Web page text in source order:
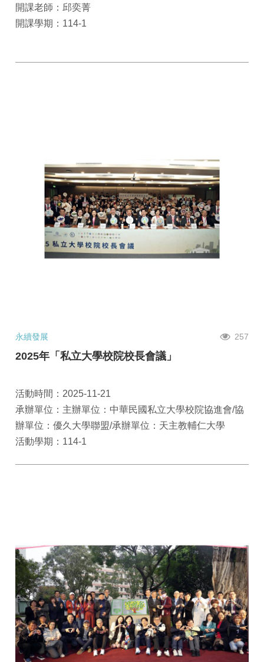
開課老師：邱奕菁
開課學期：114-1
永續發展 257
2025年「私立大學校院校長會議」
活動時間：2025-11-21
承辦單位：主辦單位：中華民國私立大學校院協進會/協
辦單位：優久大學聯盟/承辦單位：天主教輔仁大學
活動學期：114-1